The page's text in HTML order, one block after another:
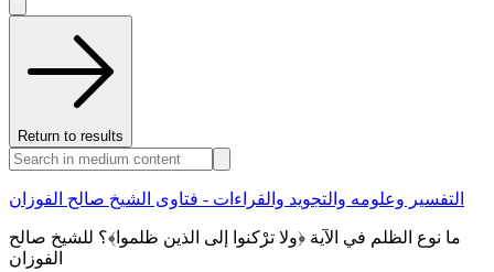
Return to results
التفسير وعلومه والتجويد والقراءات - فتاوى الشيخ صالح الفوزان
ما نوع الظلم في الآية ﴿ولا ترْكنوا إلى الذين ظلموا﴾؟ للشيخ صالح
الفوزان